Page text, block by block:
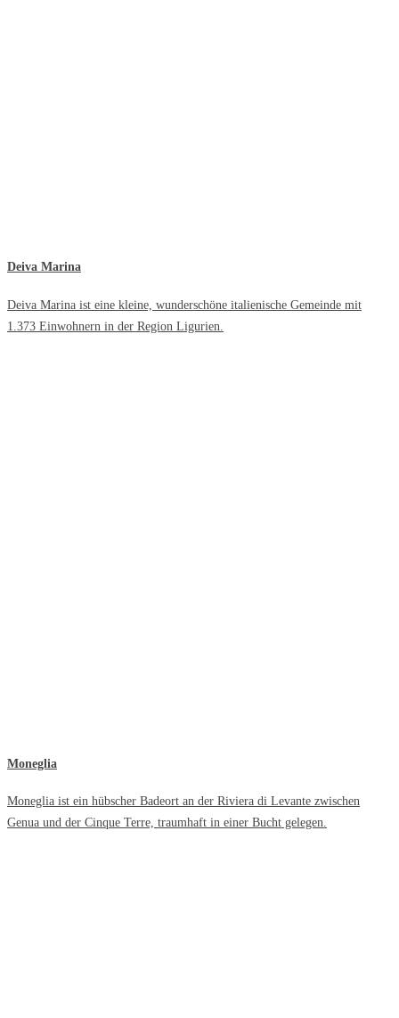
Deiva Marina
Deiva Marina ist eine kleine, wunderschöne italienische Gemeinde mit
1.373 Einwohnern in der Region Ligurien.
Moneglia
Moneglia ist ein hübscher Badeort an der Riviera di Levante zwischen
Genua und der Cinque Terre, traumhaft in einer Bucht gelegen.